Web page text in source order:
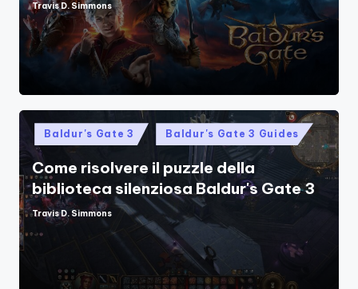
Posted
by
Travis D. Simmons
Posted
in
Baldur's Gate 3 Baldur's Gate 3 Guides
Come risolvere il puzzle della
biblioteca silenziosa Baldur's Gate 3
Posted
Travis D. Simmons